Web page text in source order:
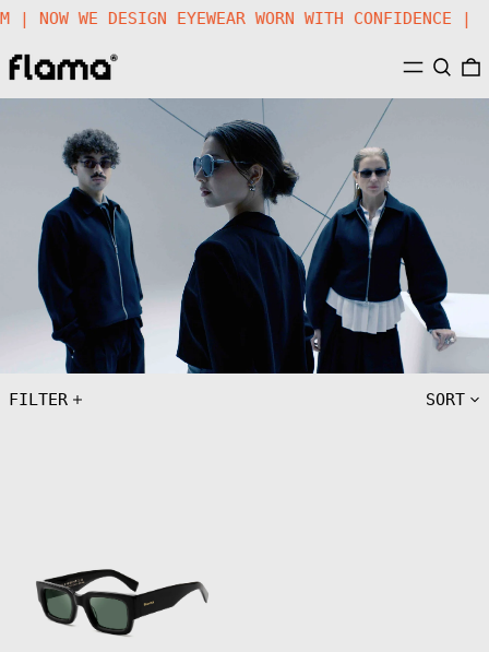
| NOW WE DESIGN EYEWEAR WORN WITH CONFIDENCE
MENUSEARCH
FILTER
SORT